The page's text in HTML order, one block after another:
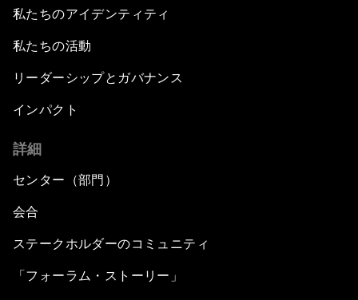
私たちのアイデンティティ
私たちの活動
リーダーシップとガバナンス
インパクト
詳細
センター（部門）
会合
ステークホルダーのコミュニティ
「フォーラム・ストーリー」